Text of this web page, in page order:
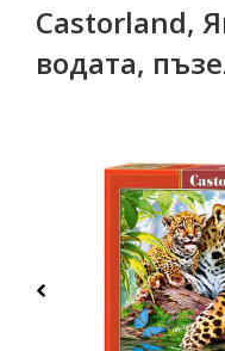
Castorland,
водата,